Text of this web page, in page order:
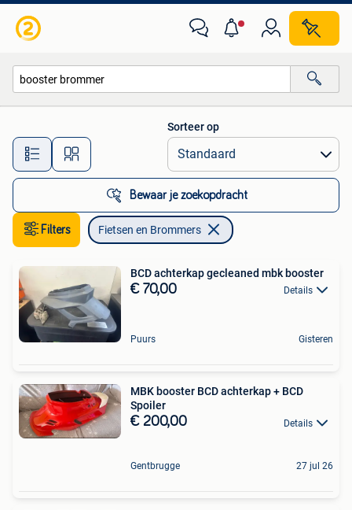
Alle afstanden…
Sorteer op
Bewaar je zoekopdracht
Filters Fietsen en Brommers
BCD achterkap gecleaned mbk booster
€ 70,00 Details
Puurs Gisteren
MBK booster BCD achterkap + BCD
Spoiler
€ 200,00 Details
Gentbrugge 27 jul 26